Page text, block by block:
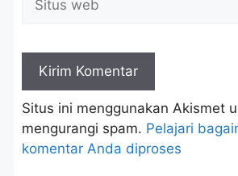
Situs ini menggunakan Akismet
mengurangi spam. Pelajari
komentar Anda diproses